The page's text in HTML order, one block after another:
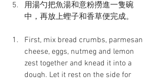
用湯勺把魚湯和意粉撈進一隻碗
中，再放上蟶子和香草便完成。
First, mix bread crumbs, parmesan
cheese, eggs, nutmeg and lemon
zest together and knead it into a
dough. Let it rest on the side for